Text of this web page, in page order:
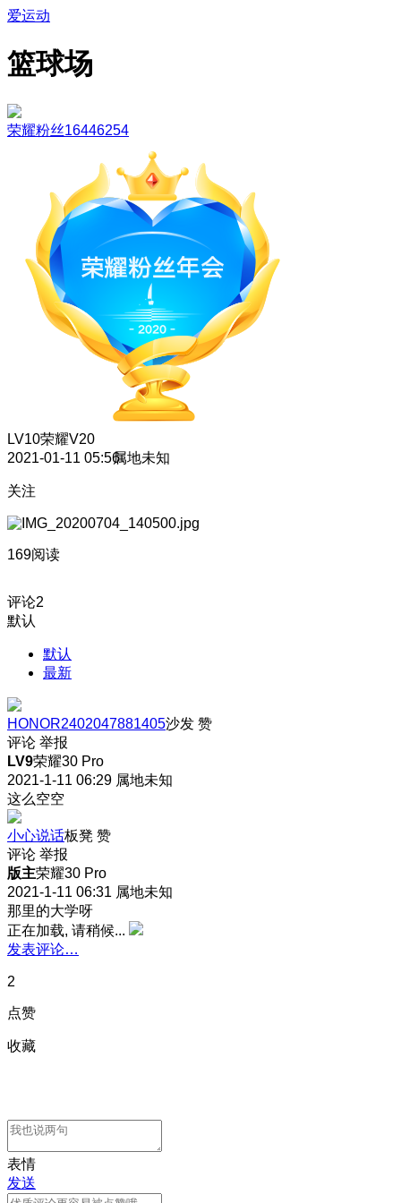
爱运动
篮球场
荣耀粉丝16446254
LV10荣耀V20
2021-01-11 05:56属地未知
关注
169阅读
评论2
默认
默认
最新
HONOR2402047881405沙发 赞
评论 举报
LV9荣耀30 Pro
2021-1-11 06:29 属地未知
这么空空
小心说话板凳 赞
评论 举报
版主荣耀30 Pro
2021-1-11 06:31 属地未知
那里的大学呀
正在加载, 请稍候...
发表评论…
2
点赞
收藏
表情
发送